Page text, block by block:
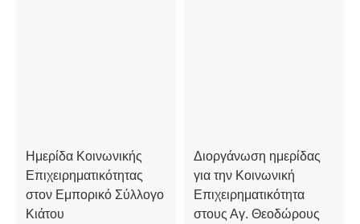
Ημερίδα Κοινωνικής
Επιχειρηματικότητας
στον Εμπορικό Σύλλογο
Κιάτου
Διοργάνωση ημερίδας
για την Κοινωνική
Επιχειρηματικότητα
στους Αγ. Θεοδώρους